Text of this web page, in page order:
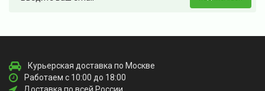
Курьерская доставка по Москве
Работаем с 10:00 до 18:00